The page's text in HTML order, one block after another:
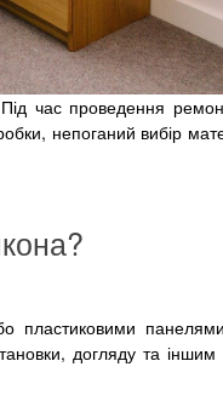
час проведення
непоганий вибір
пластиковими
догляду та іншим